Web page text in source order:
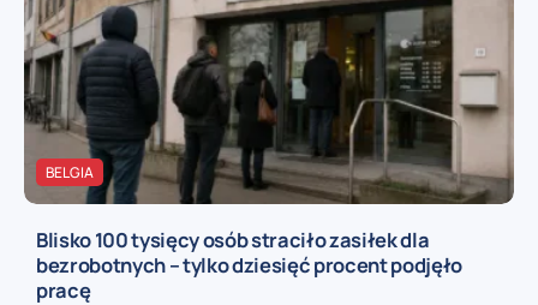
BELGIA
Blisko 100 tysięcy osób straciło zasiłek dla
bezrobotnych – tylko dziesięć procent podjęło
pracę